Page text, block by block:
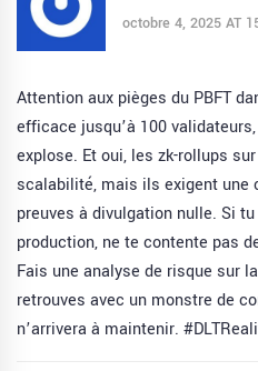
octobre 4, 2025 AT
Attention aux pièges du PBFT
efficace jusqu’à 100
explose. Et oui, les zk-rollups
scalabilité, mais ils exigent une
preuves à divulgation nulle. Si
production, ne te contente pas
Fais une analyse de risque sur
retrouves avec un monstre de
n’arrivera à maintenir.